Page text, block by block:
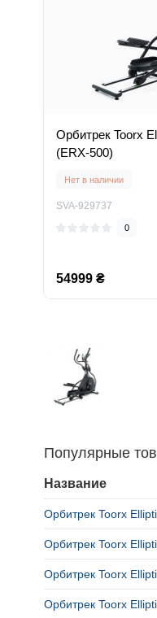
Орбитрек Toorx
(ERX-500)
Нет в наличии
SVA-929737
0
54999 ₴
Популярные
Название
Орбитрек Toorx
Орбитрек Toorx
Орбитрек Toorx
Орбитрек Toorx